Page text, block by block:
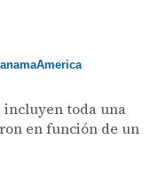
toda una
en función de un